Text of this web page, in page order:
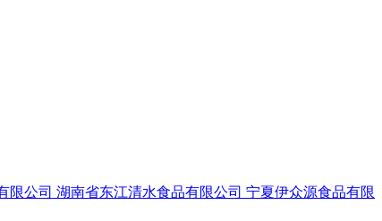
限公司 湖南省东江清水食品有限公司 宁夏伊众源食品有限